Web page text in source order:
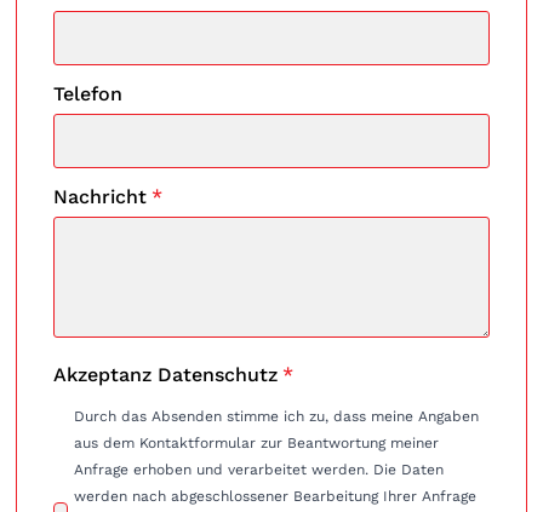
Telefon
Nachricht *
Akzeptanz Datenschutz *
Durch das Absenden stimme ich zu, dass meine Angaben
aus dem Kontaktformular zur Beantwortung meiner
Anfrage erhoben und verarbeitet werden. Die Daten
werden nach abgeschlossener Bearbeitung Ihrer Anfrage